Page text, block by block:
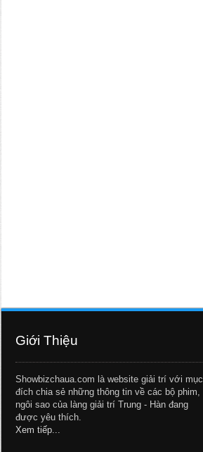
Giới Thiệu
Showbizchaua.com là website giải trí với mục
đích chia sẻ những thông tin về các bộ phim,
ngôi sao của làng giải trí Trung - Hàn đang
được yêu thích.
Xem tiếp...